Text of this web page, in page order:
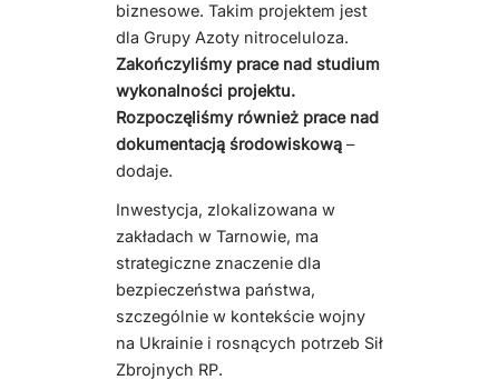
biznesowe. Takim projektem jest
dla Grupy Azoty nitroceluloza.
Zakończyliśmy prace nad studium
wykonalności projektu.
Rozpoczęliśmy również prace nad
dokumentacją środowiskową –
dodaje.
Inwestycja, zlokalizowana w
zakładach w Tarnowie, ma
strategiczne znaczenie dla
bezpieczeństwa państwa,
szczególnie w kontekście wojny
na Ukrainie i rosnących potrzeb Sił
Zbrojnych RP.